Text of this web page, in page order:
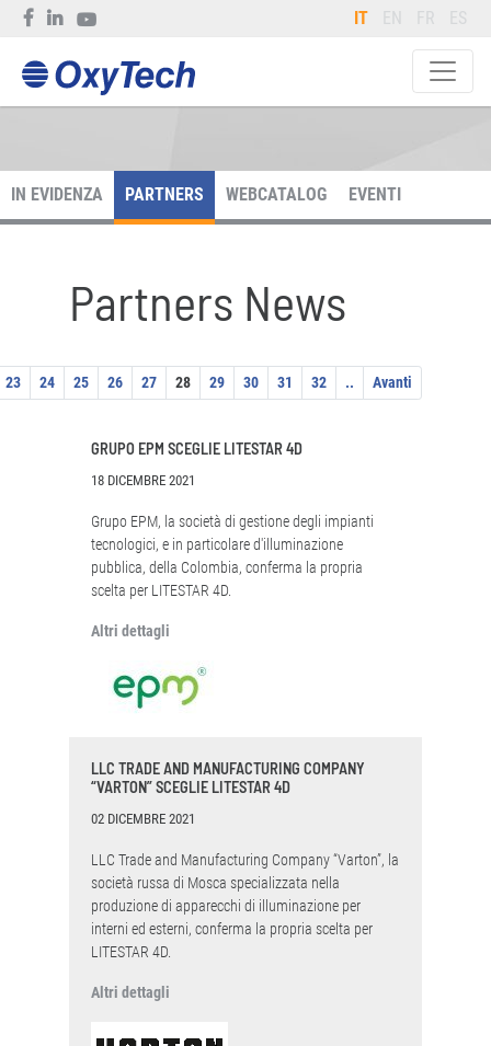
IT EN FR ES
IN EVIDENZA PARTNERS WEBCATALOG EVENTI
Partners News
23 24 25 26 27 28 29 30 31 32 .. Avanti
GRUPO EPM SCEGLIE LITESTAR 4D
18 DICEMBRE 2021
Grupo EPM, la società di gestione degli impianti
tecnologici, e in particolare d'illuminazione
pubblica, della Colombia, conferma la propria
scelta per LITESTAR 4D.
Altri dettagli
LLC TRADE AND MANUFACTURING COMPANY
“VARTON” SCEGLIE LITESTAR 4D
02 DICEMBRE 2021
LLC Trade and Manufacturing Company “Varton”, la
società russa di Mosca specializzata nella
produzione di apparecchi di illuminazione per
interni ed esterni, conferma la propria scelta per
LITESTAR 4D.
Altri dettagli